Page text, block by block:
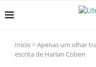
Início >Apenas um olhar
escrita de Harlan Coben